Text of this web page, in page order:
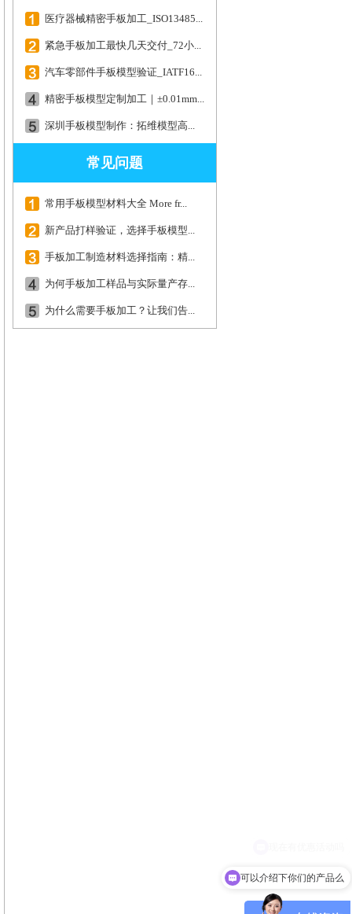
医疗器械精密手板加工_ISO13485...
紧急手板加工最快几天交付_72小...
汽车零部件手板模型验证_IATF16...
精密手板模型定制加工｜±0.01mm...
深圳手板模型制作：拓维模型高...
常见问题
常用手板模型材料大全 More fr...
新产品打样验证，选择手板模型...
手板加工制造材料选择指南：精...
为何手板加工样品与实际量产存...
为什么需要手板加工？让我们告...
可以介绍下你们的产品么